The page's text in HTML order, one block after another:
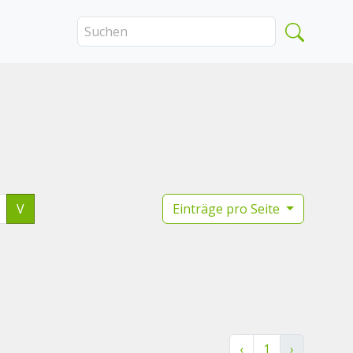
V
Einträge pro Seite
‹ 1 ›